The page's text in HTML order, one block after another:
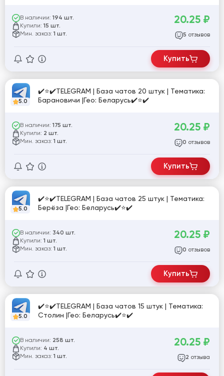
В наличии: 194 шт.
Купили: 15 шт.
Мин. заказ: 1 шт.
20.25 ₽
5 отзывов
Купить
5.0
✔️⭐✔️TELEGRAM | База чатов 20 штук | Тематика:
Барановичи |Гео: Беларусь✔️⭐✔️
В наличии: 175 шт.
Купили: 2 шт.
Мин. заказ: 1 шт.
20.25 ₽
0 отзывов
Купить
5.0
✔️⭐✔️TELEGRAM | База чатов 25 штук | Тематика:
Берёза |Гео: Беларусь✔️⭐✔️
В наличии: 340 шт.
Купили: 1 шт.
Мин. заказ: 1 шт.
20.25 ₽
0 отзывов
Купить
5.0
✔️⭐✔️TELEGRAM | База чатов 15 штук | Тематика:
Столин |Гео: Беларусь✔️⭐✔️
В наличии: 258 шт.
Купили: 4 шт.
Мин. заказ: 1 шт.
20.25 ₽
2 отзыва